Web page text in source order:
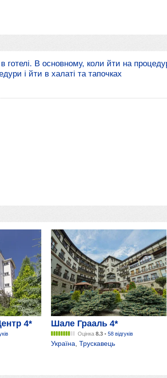
готелі. В основному, коли йти на
і йти в халаті та тапочках
4* Шале Грааль 4*
Оцінка8.3 •58 відгуків
Україна ,Трускавець